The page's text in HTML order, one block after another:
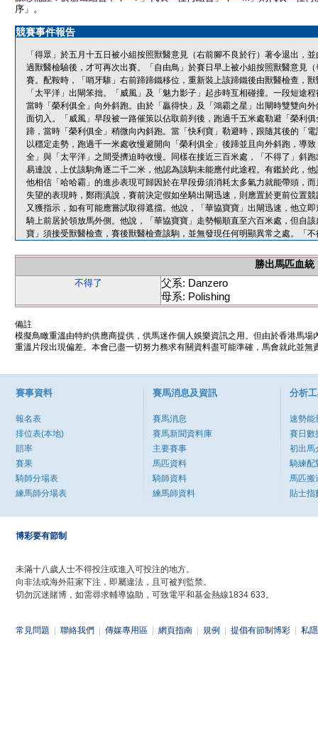
序」。
競賽事件報告
「得眾」於五月十五日被小組按照獸醫意見（右前腳不良於行）著令退出，
過獸醫檢驗後，才可再次出賽。「自由鳥」於賽日早上被小組按照獸醫意見
賽。配鞍時，「哨牙騅」右前蹄蹄鐵移位，重新裝上該蹄鐵後由獸醫檢查，
「太平洋」出閘笨拙。「威風」及「魅力影子」起步時互相碰撞。一段短途
當時「榮利俱全」向外斜跑。由於「贏得快」及「鴻霸之星」出閘時雙雙向
面切入。「威風」早段被一路催策以佔取前列後，跑過千五米處勒避「榮利
蹄，當時「榮利俱全」稍微向內斜跑。當「快利寶」勒避時，跟隨其後的「
以穩定走勢，跑過千一米處收慢避開向「榮利俱全」後蹄並且向外斜跑，導
全」與「太平洋」之間受擠迫時收慢。同樣在接近三百米處，「不得了」斜
易達說，上仗該駒角逐二千二米，他認為該駒未能應付此途程。有鑑於此，
他相信「哈哈霸」的進步表現可歸因於在早段毋須消耗太多氣力就能帶頭，
失望的表現時，鄭雨滇說，賽前決定假如坐騎出閘迅速，則應置於更前位置
又獲指示，如有可能應嘗試取得遮擋。他說，「華協寶寶」出閘迅速，他立
騎上前居於領放馬外側。他說，「華協寶寶」走勢暢順直至六百米處，但自
寶」須接受獸醫檢查，賽後獸醫檢查該駒，並無發現任何明顯異常之處。「
勝出馬匹血統
不得了
父系: Danzero
母系: Polishing
備註
模擬鳥瞰重溫由特約供應商提供，供馬迷作個人娛樂資訊之用。但由於香港馬
重溫片段出現偏差。本會已盡一切努力務求有關資料盡可能準確，馬會就此並
賽事資料
報名表
排位表(本地)
賠率
賽果
騎師分場表
練馬師分場表
賽馬消息及資訊
賽馬消息
賽馬新聞資料庫
主要賽事
馬匹資料
騎師資料
練馬師資料
分析
速勢能
賽日數
初出馬
騎練配
馬匹搬
貼士指
博彩要有節制
未滿十八歲人士不得投注或進入可投注的地方。
向非法或海外莊家下注，即屬違法，且可被判監禁。
切勿沉迷賭博，如需尋求輔導協助，可致電平和基金熱線1834 633。
常見問題 聯絡我們 傳媒專用區 網頁指南 規例 提倡有節制博彩 私